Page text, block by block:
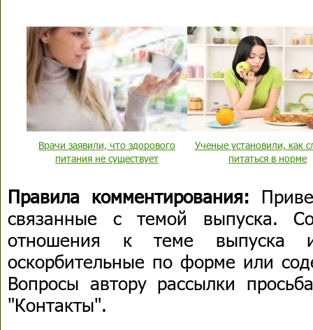
Врачи заявили, что здорового
питания не существует
Ученые установили, как
питаться в норме
Правила комментирования:
связанные с темой выпуска.
отношения к теме выпуска
оскорбительные по форме или
Вопросы автору рассылки
"Контакты".